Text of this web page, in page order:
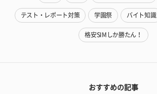
テスト・レポート対策 学園祭 バイト知識
格安SIMしか勝たん！
おすすめの記事